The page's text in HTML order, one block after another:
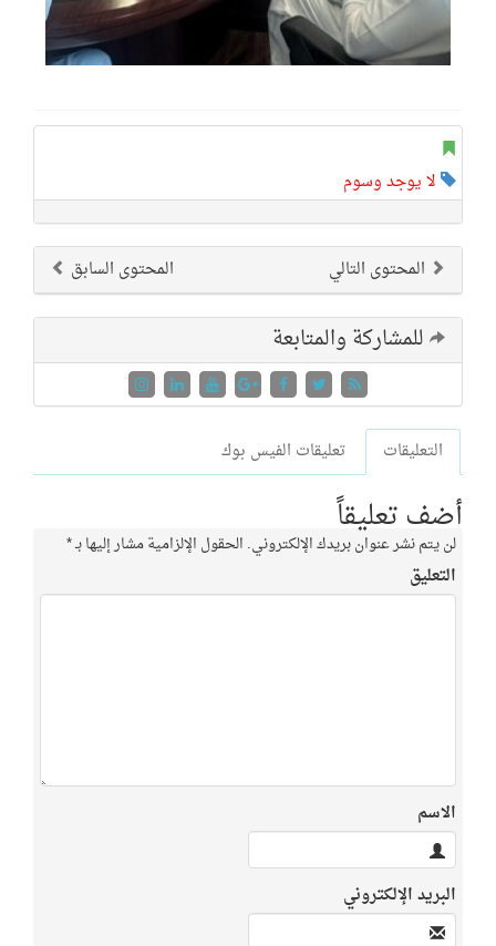
لا يوجد وسوم
المحتوى السابق المحتوى التالي
للمشاركة والمتابعة
التعليقات تعليقات الفيس بوك
أضف تعليقاً
لن يتم نشر عنوان بريدك الإلكتروني. الحقول الإلزامية مشار إليها بـ*
التعليق
الاسم
البريد الإلكتروني